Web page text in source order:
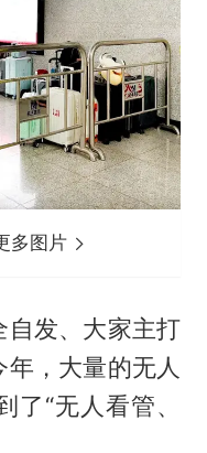
多图片
自发、大家主打
，大量的无人
“无人看管、